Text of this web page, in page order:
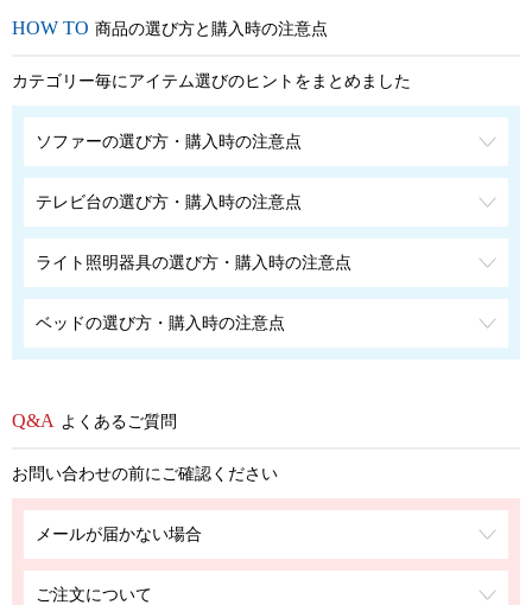
商品の選び方と購入時の注意点
カテゴリー毎にアイテム選びのヒントをまとめました
ソファーの選び方・購入時の注意点
テレビ台の選び方・購入時の注意点
ライト照明器具の選び方・購入時の注意点
ベッドの選び方・購入時の注意点
よくあるご質問
お問い合わせの前にご確認ください
メールが届かない場合
ご注文について